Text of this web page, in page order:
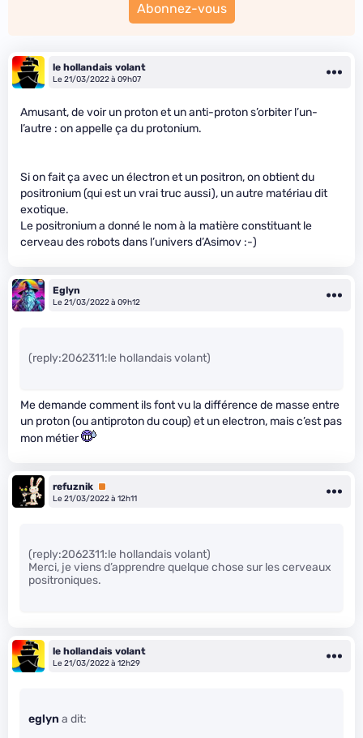
Abonnez-vous
le hollandais volant
Le 21/03/2022 à 09h07
Amusant, de voir un proton et un anti-proton s’orbiter l’un-
l’autre : on appelle ça du protonium.
Si on fait ça avec un électron et un positron, on obtient du
positronium (qui est un vrai truc aussi), un autre matériau dit
exotique.
Le positronium a donné le nom à la matière constituant le
cerveau des robots dans l’univers d’Asimov :-)
Eglyn
Le 21/03/2022 à 09h12
(reply:2062311:le hollandais volant)
Me demande comment ils font vu la différence de masse entre
un proton (ou antiproton du coup) et un electron, mais c’est pas
mon métier
refuznik Premium
Le 21/03/2022 à 12h11
(reply:2062311:le hollandais volant)
Merci, je viens d’apprendre quelque chose sur les cerveaux
positroniques.
le hollandais volant
Le 21/03/2022 à 12h29
eglyn a dit: